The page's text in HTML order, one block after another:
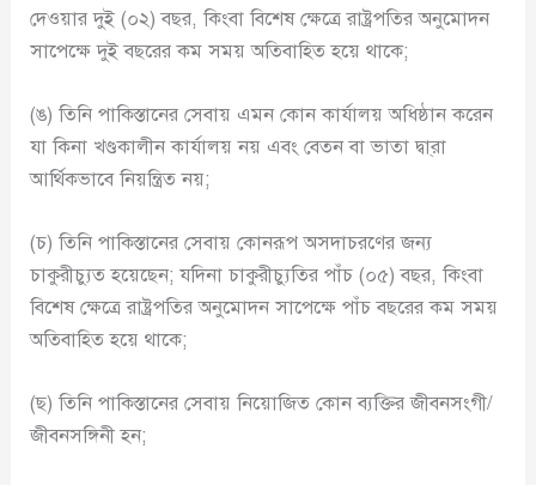
দেওয়ার দুই (০২) বছর, কিংবা বিশেষ ক্ষেত্রে রাষ্ট্রপতির অনুমোদন
সাপেক্ষে দুই বছরের কম সময় অতিবাহিত হয়ে থাকে;
(ঙ) তিনি পাকিস্তানের সেবায় এমন কোন কার্যালয় অধিষ্ঠান করেন
যা কিনা খণ্ডকালীন কার্যালয় নয় এবং বেতন বা ভাতা দ্বা্রা
আর্থিকভাবে নিয়ন্ত্রিত নয়;
(চ) তিনি পাকিস্তানের সেবায় কোনরূপ অসদাচরণের জন্য
চাকুরীচ্যুত হয়েছেন; যদিনা চাকুরীচ্যুতির পাঁচ (০৫) বছর, কিংবা
বিশেষ ক্ষেত্রে রাষ্ট্রপতির অনুমোদন সাপেক্ষে পাঁচ বছরের কম সময়
অতিবাহিত হয়ে থাকে;
(ছ) তিনি পাকিস্তানের সেবায় নিয়োজিত কোন ব্যক্তির জীবনসংগী/
জীবনসঙ্গিনী হন;